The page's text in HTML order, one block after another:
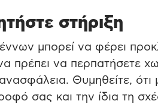
στήριξη
μπορεί να φέρει
πρέπει να περπατήσετε
Θυμηθείτε, ότι
σας και την ίδια τη